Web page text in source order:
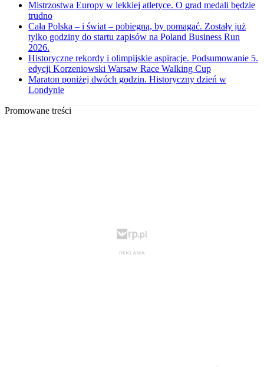
Mistrzostwa Europy w lekkiej atletyce. O grad medali będzie
trudno
Cała Polska – i świat – pobiegną, by pomagać. Zostały już
tylko godziny do startu zapisów na Poland Business Run
2026.
Historyczne rekordy i olimpijskie aspiracje. Podsumowanie 5.
edycji Korzeniowski Warsaw Race Walking Cup
Maraton poniżej dwóch godzin. Historyczny dzień w
Londynie
Promowane treści